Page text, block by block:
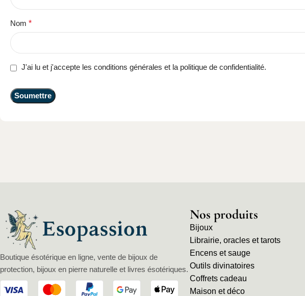
Nom *
J'ai lu et j'accepte les conditions générales et la politique de confidentialité.
Boutique ésotérique en ligne, vente de bijoux de
protection, bijoux en pierre naturelle et livres ésotériques.
Nos produits
Bijoux
Librairie, oracles et tarots
Encens et sauge
Outils divinatoires
Coffrets cadeau
Maison et déco